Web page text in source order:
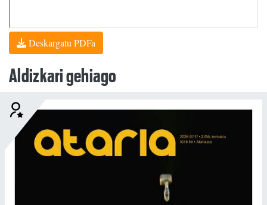
Deskargatu PDFa
Aldizkari gehiago